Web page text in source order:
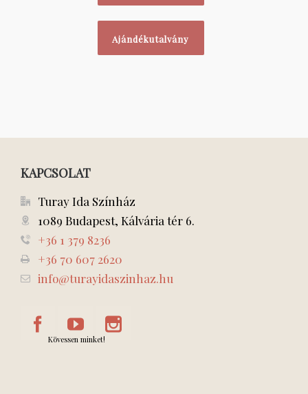
Ajándékutalvány
KAPCSOLAT
Turay Ida Színház
1089 Budapest, Kálvária tér 6.
+36 1 379 8236
+36 70 607 2620
info@turayidaszinhaz.hu
Kövessen minket!